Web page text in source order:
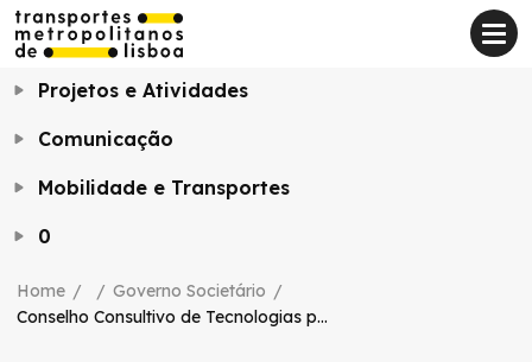
Home / / Governo Societário /
Conselho Consultivo de Tecnologias para a Mobilidade
Projetos e Atividades
Comunicação
Mobilidade e Transportes
0